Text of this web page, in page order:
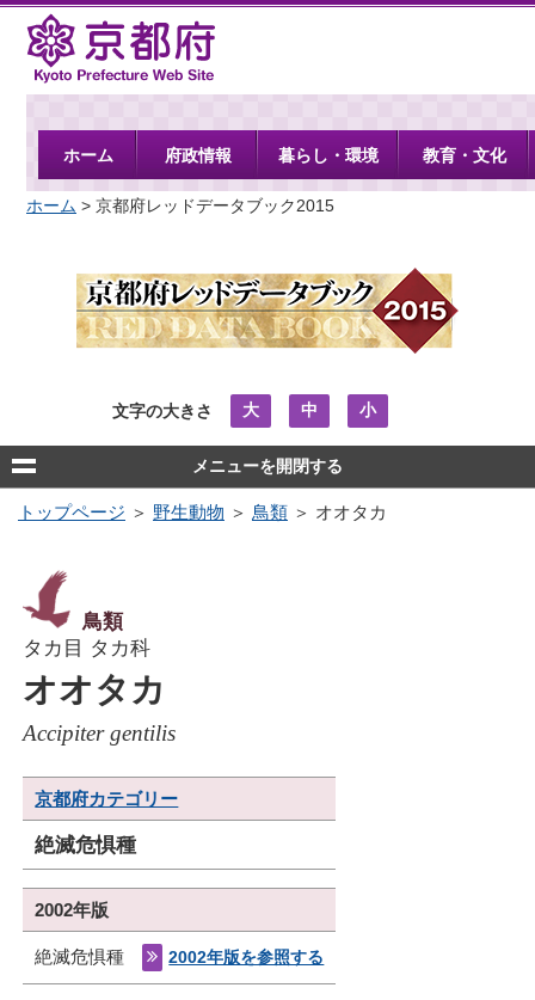
京都府
ホーム 府政情報 暮らし・環境 教育・文化
ホーム > 京都府レッドデータブック2015
文字の大きさ 大 中 小
メニューを開閉する
トップページ ＞ 野生動物 ＞ 鳥類 ＞ オオタカ
鳥類
タカ目 タカ科
オオタカ
Accipiter gentilis
京都府カテゴリー
絶滅危惧種
2002年版
絶滅危惧種 2002年版を参照する